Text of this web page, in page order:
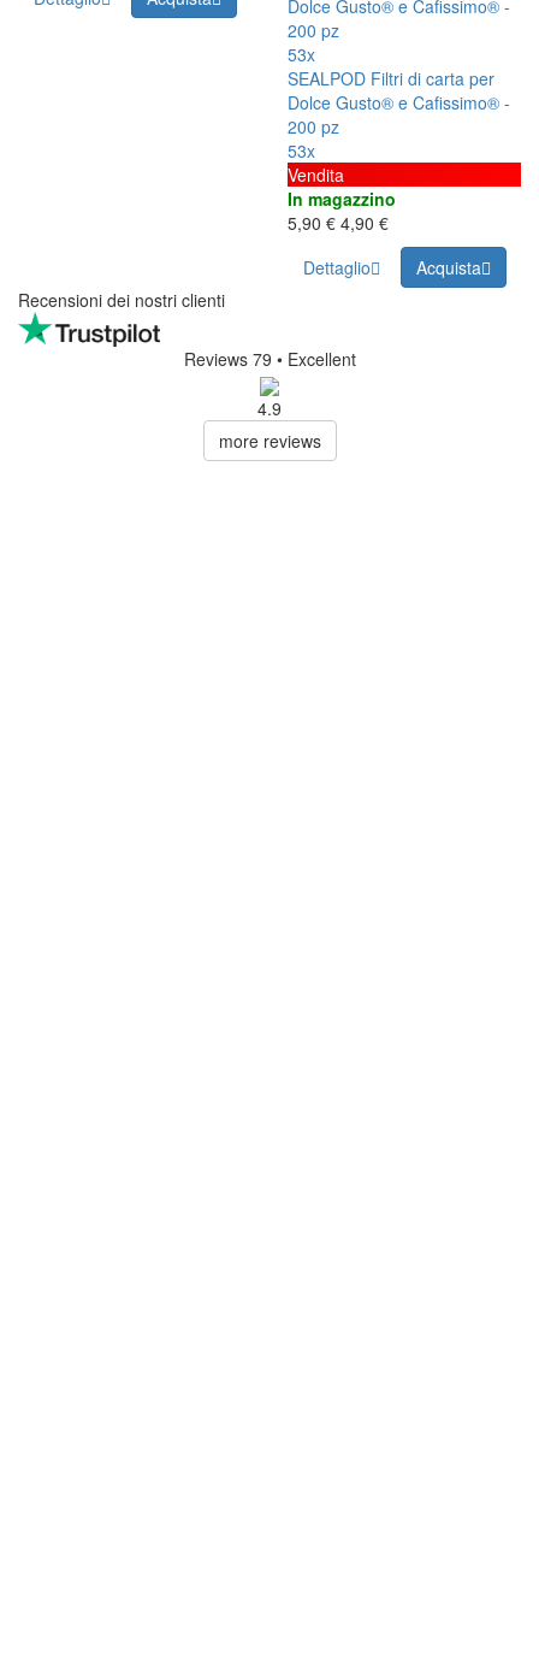
53x
SEALPOD Filtri di carta per
Dolce Gusto® e Cafissimo® -
200 pz
53x
Vendita
In magazzino
5,90 € 4,90 €
Dettaglio
Acquista
Recensioni dei nostri clienti
Reviews 79 • Excellent
4.9
more reviews